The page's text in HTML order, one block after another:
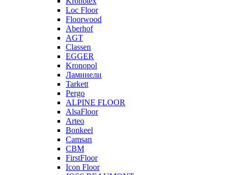
Loc Floor
Floorwood
Aberhof
AGT
Classen
EGGER
Kronopol
Ламинели
Tarkett
Pergo
ALPINE FLOOR
AlsaFloor
Arteo
Bonkeel
Camsan
CBM
FirstFloor
Icon Floor